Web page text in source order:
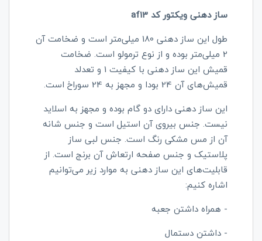
ساز دهنی ویکتور کد af13
طول این ساز دهنی 180 میلی‌متر است و ضخامت آن
2 میلی‌متر بوده و از نوع ترمولو است‌. ضخامت
قمیش این ساز دهنی با کیفیت 1 و تعدلد
قمیش‌های آن 24 بودا و مجهز به 24 سوراخ است.
این ساز دهنی دارای دو گام بوده و مجهز به اسلاید
نیست. جنس بیروی آن استیل است و جنس شانه
آن از مس مشکی رنگ است. جنس لبی ساز
پلاستیک و جنس صفحه ارتعاش آن برنج است. از
قابلیت‌های این ساز دهنی به موارد زیر می‌توانیم
اشاره کنیم:
- همراه داشتن جعبه
- داشتن دستمال